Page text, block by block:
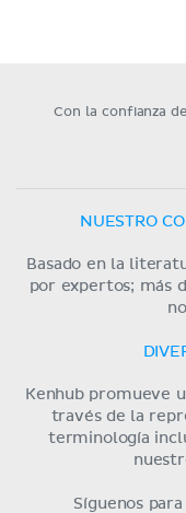
Con la confianza
NUESTRO
Basado en la
por expertos; más
Kenhub promueve
través de la
terminología
Síguenos